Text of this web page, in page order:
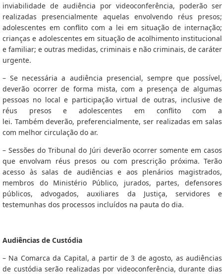
inviabilidade de audiência por videoconferência, poderão ser
realizadas presencialmente aquelas envolvendo réus presos;
adolescentes em conflito com a lei em situação de internação;
crianças e adolescentes em situação de acolhimento institucional
e familiar; e outras medidas, criminais e não criminais, de caráter
urgente.
– Se necessária a audiência presencial, sempre que possível,
deverão ocorrer de forma mista, com a presença de algumas
pessoas no local e participação virtual de outras, inclusive de
réus presos e adolescentes em conflito com a
lei. Também deverão, preferencialmente, ser realizadas em salas
com melhor circulação do ar.
– Sessões do Tribunal do Júri deverão ocorrer somente em casos
que envolvam réus presos ou com prescrição próxima. Terão
acesso às salas de audiências e aos plenários magistrados,
membros do Ministério Público, jurados, partes, defensores
públicos, advogados, auxiliares da Justiça, servidores e
testemunhas dos processos incluídos na pauta do dia.
Audiências de Custódia
– Na Comarca da Capital, a partir de 3 de agosto, as audiências
de custódia serão realizadas por videoconferência, durante dias